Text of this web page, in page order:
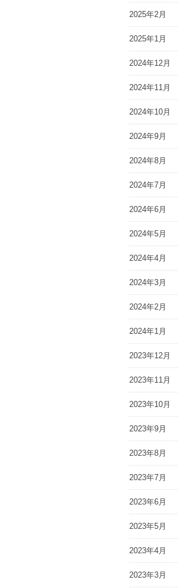
2025年2月
2025年1月
2024年12月
2024年11月
2024年10月
2024年9月
2024年8月
2024年7月
2024年6月
2024年5月
2024年4月
2024年3月
2024年2月
2024年1月
2023年12月
2023年11月
2023年10月
2023年9月
2023年8月
2023年7月
2023年6月
2023年5月
2023年4月
2023年3月